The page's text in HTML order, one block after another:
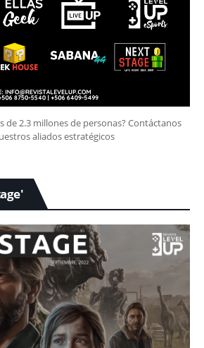
de 2.3 millones de personas? Contáctanos
aliados estratégicos